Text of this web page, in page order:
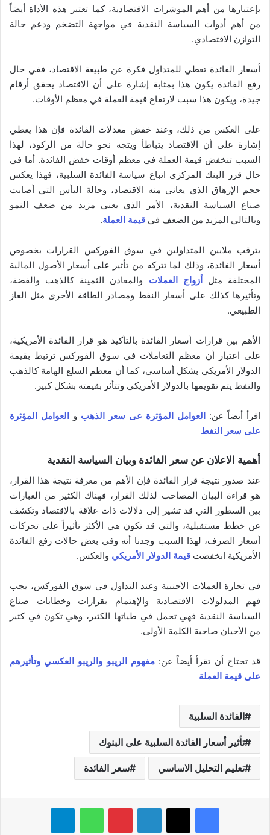
بإعتبارها من أهم المؤشرات الاقتصادية، كما تعتبر هذه الأداة أيضاً
من أهم أدوات السياسة النقدية في مواجهة التضخم ودعم حالة
التوازن الاقتصادي.
أسعار الفائدة تعطي للمتداول فكرة عن طبيعة الاقتصاد، ففي حال
رفع الفائدة يكون هذا بمثابة إشارة على أن الاقتصاد يحقق أرقام
جيدة، ويكون هذا سبب لارتفاع قيمة العملة في معظم الأوقات.
على العكس من ذلك، وعند خفض معدلات الفائدة فإن هذا يعطي
إشارة على أن الاقتصاد يتباطأ ويتجه نحو حالة من الركود، لهذا
السبب تنخفض قيمة العملة في معظم أوقات خفض الفائدة. أما في
حال قرر البنك المركزي اتباع سياسة الفائدة السلبية، فهذا يعكس
حجم الإرهاق الذي يعاني منه الاقتصاد، وحالة اليأس التي أصابت
صناع السياسة النقدية، الأمر الذي يعني مزيد من ضعف النمو
وبالتالي المزيد من الضعف في قيمة العملة.
يترقب ملايين المتداولين في سوق الفوركس القرارات بخصوص
أسعار الفائدة، وذلك لما تتركه من تأثير على أسعار الأصول المالية
المختلفة مثل أزواج العملات والمعادن الثمينة كالذهب والفضة،
وتأثيرها كذلك على أسعار النفط ومصادر الطاقة الأخرى مثل الغاز
الطبيعي.
الأهم بين قرارات أسعار الفائدة بالتأكيد هو قرار الفائدة الأمريكية،
على اعتبار أن معظم التعاملات في سوق الفوركس ترتبط بقيمة
الدولار الأمريكي بشكل أساسي، كما أن معظم السلع الهامة كالذهب
والنفط يتم تقويمها بالدولار الأمريكي وتتأثر بقيمته بشكل كبير.
اقرأ أيضاً عن: العوامل المؤثرة عى سعر الذهب و
العوامل المؤثرة
على سعر النفط
أهمية الاعلان عن سعر الفائدة وبيان السياسة النقدية
عند صدور نتيجة قرار الفائدة فإن الأهم من معرفة نتيجة هذا القرار،
هو قراءة البيان المصاحب لذلك القرار، فهناك الكثير من العبارات
بين السطور التي قد تشير إلى دلالات ذات علاقة بالإقتصاد وتكشف
عن خطط مستقبلية، والتي قد تكون هي الأكثر تأثيراً على تحركات
أسعار الصرف، لهذا السبب وجدنا أنه وفي بعض حالات رفع الفائدة
الأمريكية انخفضت قيمة الدولار الأمريكي والعكس.
في تجارة العملات الأجنبية وعند التداول في سوق الفوركس، يجب
فهم المدلولات الاقتصادية والإهتمام بقرارات وخطابات صناع
السياسة النقدية فهي تحمل في طياتها الكثير، وهي تكون في كثير
من الأحيان صاحبة الكلمة الأولى.
قد تحتاج أن تقرأ أيضاً عن:مفهوم الريبو والريبو العكسي وتأثيرهم
على قيمة العملة
الفائدة السلبية
تأثير أسعار الفائدة السلبية على البنوك
تعليم التحليل الاساسي سعر الفائدة
فيسبوك ‫X لينكدإن بينتيريستواتساب تيلقرام